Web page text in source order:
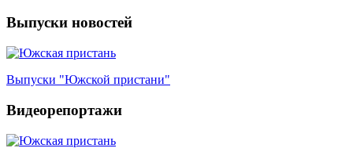
Выпуски новостей
Выпуски "Южской пристани"
Видеорепортажи